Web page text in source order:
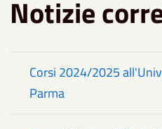
Notizie
Corsi 2024/2025
Parma